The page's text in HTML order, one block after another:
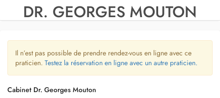
DR. GEORGES MOUTON
Il n’est pas possible de prendre rendez-vous en ligne avec ce
praticien. Testez la réservation en ligne avec un autre praticien.
Cabinet Dr. Georges Mouton